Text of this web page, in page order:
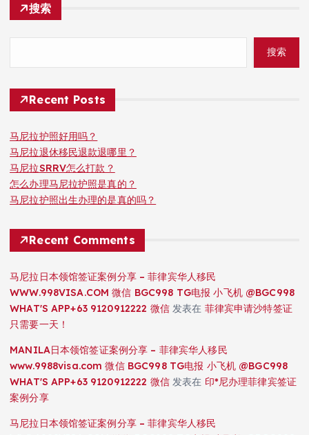
搜索
搜索
Recent Posts
马尼拉护照好用吗？
马尼拉退休移民退款退哪里？
马尼拉SRRV怎么打款？
怎么办理马尼拉护照是真的？
马尼拉护照出生办理的是真的吗？
Recent Comments
马尼拉日本领馆签证案例分享 – 菲律宾华人移民
WWW.998VISA.COM 微信 BGC998 TG电报 小飞机 @BGC998
WHAT'S APP+63 9120912222 微信发表在 菲律宾申请沙特签证
只需要一天！
MANILA日本领馆签证案例分享 – 菲律宾华人移民
www.9988visa.com 微信 BGC998 TG电报 小飞机 @BGC998
WHAT'S APP+63 9120912222 微信发表在 印*尼办理菲律宾签证
案例分享
马尼拉日本领馆签证案例分享 – 菲律宾华人移民